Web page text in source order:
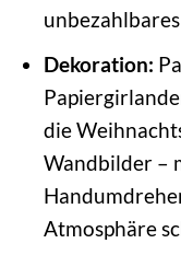
Dekoration:
die
Wandbilder –
Atmosphäre